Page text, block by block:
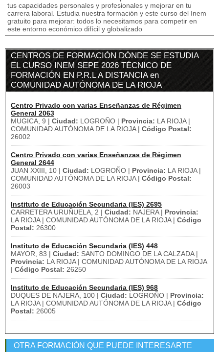
tus capacidades personales y profesionales y mejorar en tu
carrera laboral. Estudia nuestra formación y este curso del Inem
gratuito para mejorar: todos lo necesitamos para competir en
este entorno económico difícil y globalizado
CENTROS DE FORMACIÓN DÓNDE SE ESTUDIA
EL CURSO INEM SEPE 2026 TÉCNICO DE
FORMACIÓN EN P.R.L A DISTANCIA en
COMUNIDAD AUTÓNOMA DE LA RIOJA
Centro Privado con varias Enseñanzas de Régimen
General 2063
MUGICA, 9 | Ciudad: LOGROÑO | Provincia: LA RIOJA |
COMUNIDAD AUTÓNOMA DE LA RIOJA | Código Postal:
26002
Centro Privado con varias Enseñanzas de Régimen
General 2644
JUAN XXIII, 10 | Ciudad: LOGROÑO | Provincia: LA RIOJA |
COMUNIDAD AUTÓNOMA DE LA RIOJA | Código Postal:
26003
Instituto de Educación Secundaria (IES) 2695
CARRETERA URUÑUELA, 2 | Ciudad: NAJERA | Provincia:
LA RIOJA | COMUNIDAD AUTÓNOMA DE LA RIOJA | Código
Postal: 26300
Instituto de Educación Secundaria (IES) 448
MAYOR, 83 | Ciudad: SANTO DOMINGO DE LA CALZADA |
Provincia: LA RIOJA | COMUNIDAD AUTÓNOMA DE LA RIOJA
| Código Postal: 26250
Instituto de Educación Secundaria (IES) 968
DUQUES DE NAJERA, 100 | Ciudad: LOGROÑO | Provincia:
LA RIOJA | COMUNIDAD AUTÓNOMA DE LA RIOJA | Código
Postal: 26005
OTRA FORMACIÓN QUE PUEDE INTERESARTE